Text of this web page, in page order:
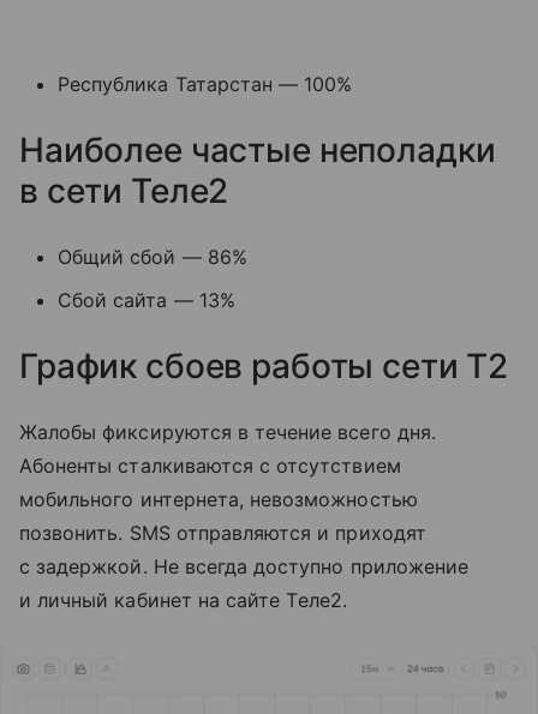
Республика Татарстан — 100%
Наиболее частые неполадки
в сети Теле2
Общий сбой — 86%
Сбой сайта — 13%
График сбоев работы сети T2
Жалобы фиксируются в течение всего дня.
Абоненты сталкиваются с отсутствием
мобильного интернета, невозможностью
позвонить. SMS отправляются и приходят
с задержкой. Не всегда доступно приложение
и личный кабинет на сайте Tеле2.